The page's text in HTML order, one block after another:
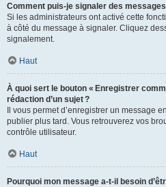
Comment puis-je signaler des
Si les administrateurs ont activé cette
à côté du message à signaler. Cliquez
signalement.
Haut
À quoi sert le bouton « Enregistrer
rédaction d’un sujet ?
Il vous permet d’enregistrer un message
publier plus tard. Vous retrouverez vos
contrôle utilisateur.
Haut
Pourquoi mon message a-t-il besoin